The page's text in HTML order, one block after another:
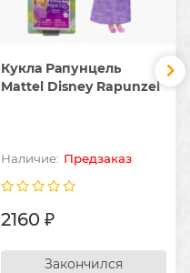
Кукла Рапунцель
Mattel Disney Rapunzel
Предзаказ
2160 ₽
Закончился